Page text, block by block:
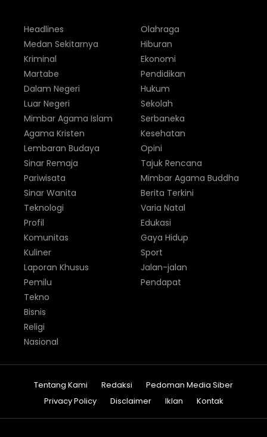
Headlines
Medan Sekitarnya
Kriminal
Martabe
Dalam Negeri
Luar Negeri
Olahraga
Hiburan
Ekonomi
Pendidikan
Hukum
Sekolah
Mimbar Agama Islam
Agama Kristen
Lembaran Budaya
Sinar Remaja
Pariwisata
Sinar Wanita
Serbaneka
Kesehatan
Opini
Tajuk Rencana
Mimbar Agama Buddha
Berita Terkini
Teknologi
Profil
Komunitas
Kuliner
Laporan Khusus
Pemilu
Varia Natal
Edukasi
Gaya Hidup
Sport
Jalan-jalan
Pendapat
Tekno
Bisnis
Religi
Nasional
Tentang Kami Redaksi
Pedoman Media Siber
Privacy Policy
Disclaimer Iklan Kontak